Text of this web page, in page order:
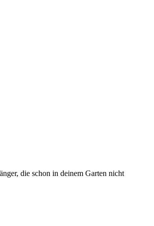
die schon in deinem Garten nicht